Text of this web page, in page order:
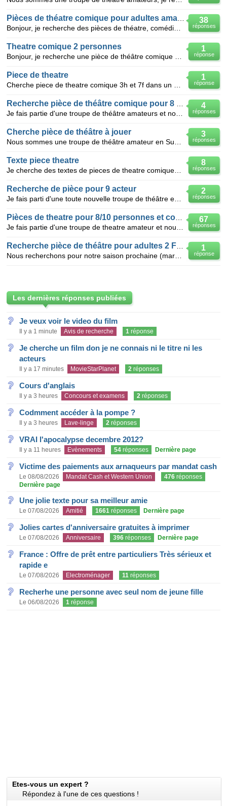
38
réponses
1
réponse
Theatre comique 2 personnes
1
réponse
Piece de theatre
4
réponses
3
réponses
Cherche pièce de théâtre à jouer
8
réponses
Texte piece theatre
2
réponses
Recherche de pièce pour 9 acteur
67
réponses
1
réponse
Les dernières réponses publiées
Je veux voir le video du film
Il y a 1 minute Avis de recherche 1 réponse
Je cherche un film don je ne connais ni le titre ni les
acteurs
Il y a 17 minutes MovieStarPlanet 2 réponses
Cours d'anglais
Il y a 3 heures Concours et examens 2 réponses
Codmment accéder à la pompe ?
Il y a 3 heures Lave-linge 2 réponses
VRAI l'apocalypse decembre 2012?
Il y a 11 heures Evènements 54 réponses Dernière page
Victime des paiements aux arnaqueurs par mandat cash
Le 08/08/2026 Mandat Cash et Western Union 476 réponses
Dernière page
Une jolie texte pour sa meilleur amie
Le 07/08/2026 Amitié 1661 réponses Dernière page
Jolies cartes d'anniversaire gratuites à imprimer
Le 07/08/2026 Anniversaire 396 réponses Dernière page
France : Offre de prêt entre particuliers Très sérieux et
rapide e
Le 07/08/2026 Electroménager 11 réponses
Recherhe une personne avec seul nom de jeune fille
Le 06/08/2026 1 réponse
Etes-vous un expert ?
Répondez à l'une de ces questions !